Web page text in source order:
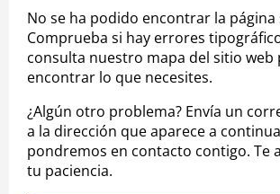
No se ha podido encontrar la página
Comprueba si hay errores
consulta nuestro mapa del sitio web
encontrar lo que necesites.
¿Algún otro problema? Envía un
a la dirección que aparece a
pondremos en contacto contigo. Te
tu paciencia.